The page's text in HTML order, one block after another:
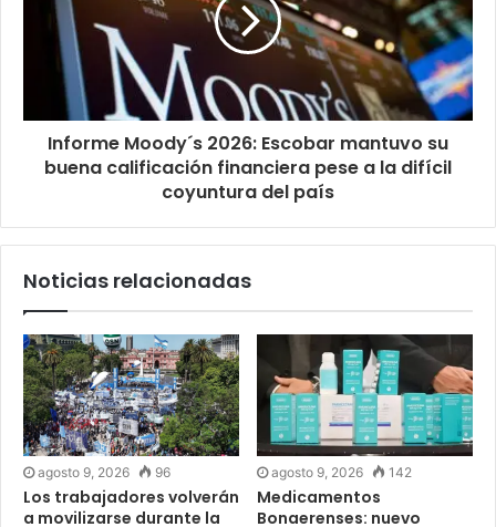
Informe Moody´s 2026: Escobar mantuvo su
buena calificación financiera pese a la difícil
coyuntura del país
Noticias relacionadas
agosto 9, 2026 96
Los trabajadores volverán
a movilizarse durante la
agosto 9, 2026 142
Medicamentos
Bonaerenses: nuevo